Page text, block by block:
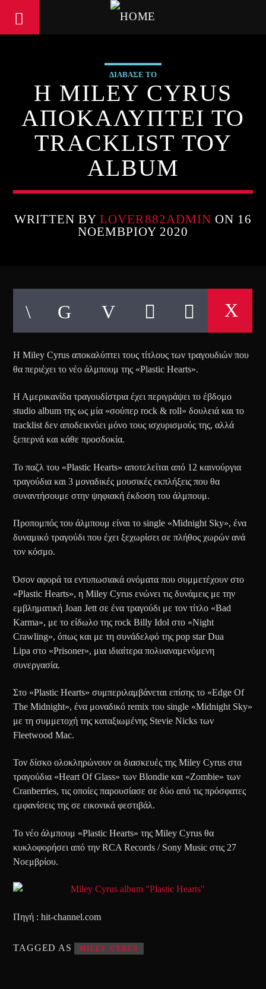
ΔΙΑΒΑΣΕ ΤΟ
Η MILEY CYRUS
ΑΠΟΚΑΛΥΠΤΕΙ ΤΟ
TRACKLIST ΤΟΥ
ALBUM
WRITTEN BYLOVER882ADMIN ON 16
ΝΟΕΜΒΡΊΟΥ 2020
Η Miley Cyrus αποκαλύπτει τους τίτλους των τραγουδιών που
θα περιέχει το νέο άλμπουμ της «Plastic Hearts».
Η Αμερικανίδα τραγουδίστρια έχει περιγράψει το έβδομο
studio album της ως μία «σούπερ rock & roll» δουλειά και το
tracklist δεν αποδεικνύει μόνο τους ισχυρισμούς της, αλλά
ξεπερνά και κάθε προσδοκία.
Το παζλ του «Plastic Hearts» αποτελείται από 12 καινούργια
τραγούδια και 3 μοναδικές μουσικές εκπλήξεις που θα
συναντήσουμε στην ψηφιακή έκδοση του άλμπουμ.
Προπομπός του άλμπουμ είναι το single «Midnight Sky», ένα
δυναμικό τραγούδι που έχει ξεχωρίσει σε πλήθος χωρών ανά
τον κόσμο.
Όσον αφορά τα εντυπωσιακά ονόματα που συμμετέχουν στο
«Plastic Hearts», η Miley Cyrus ενώνει τις δυνάμεις με την
εμβληματική Joan Jett σε ένα τραγούδι με τον τίτλο «Bad
Karma», με το είδωλο της rock Billy Idol στο «Night
Crawling», όπως και με τη συνάδελφό της pop star Dua
Lipa στο «Prisoner», μια ιδιαίτερα πολυαναμενόμενη
συνεργασία.
Στο «Plastic Hearts» συμπεριλαμβάνεται επίσης το «Edge Of
The Midnight», ένα μοναδικό remix του single «Midnight Sky»
με τη συμμετοχή της καταξιωμένης Stevie Nicks των
Fleetwood Mac.
Τον δίσκο ολοκληρώνουν οι διασκευές της Miley Cyrus στα
τραγούδια «Heart Of Glass» των Blondie και «Zombie» των
Cranberries, τις οποίες παρουσίασε σε δύο από τις πρόσφατες
εμφανίσεις της σε εικονικά φεστιβάλ.
Το νέο άλμπουμ «Plastic Hearts» της Miley Cyrus θα
κυκλοφορήσει από την RCA Records / Sony Music στις 27
Νοεμβρίου.
Πηγή : hit-channel.com
TAGGED AS MILEY CYRUS